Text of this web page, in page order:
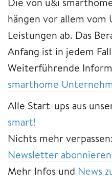
hängen vor allem
Leistungen ab. Das
Anfang ist in jedem
Weiterführende
smarthome
Alle Start-ups aus
smart!
Nichts mehr verpassen:
Newsletter abonnieren
Mehr Infos und News